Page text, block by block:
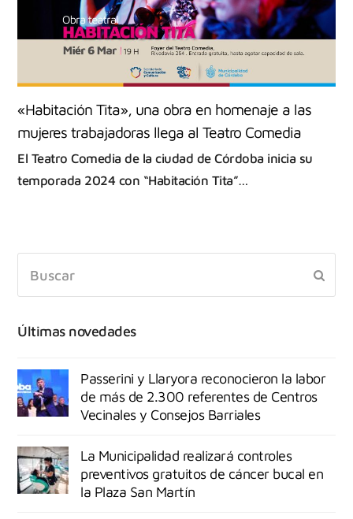
«Habitación Tita», una obra en homenaje a las
mujeres trabajadoras llega al Teatro Comedia
El Teatro Comedia de la ciudad de Córdoba inicia su
temporada 2024 con “Habitación Tita”…
Últimas novedades
Passerini y Llaryora reconocieron la labor
de más de 2.300 referentes de Centros
Vecinales y Consejos Barriales
La Municipalidad realizará controles
preventivos gratuitos de cáncer bucal en
la Plaza San Martín